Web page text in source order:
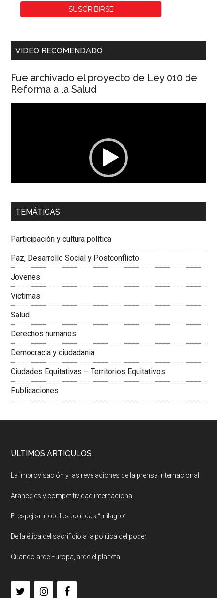
VIDEO RECOMENDADO
Fue archivado el proyecto de Ley 010 de
Reforma a la Salud
00:00 01:04
Dra. Carolina Corcho Mejía,Presidenta Corporación
Colombiana
TEMÁTICAS
Participación y cultura política
Paz, Desarrollo Social y Postconflicto
Jovenes
Victimas
Salud
Derechos humanos
Democracia y ciudadania
Ciudades Equitativas – Territorios Equitativos
Publicaciones
ULTIMOS ARTICULOS
La improvisación y las revelaciones de la prensa internacional
Aranceles y competitividad internacional
El espejismo de las políticas “milagro”
De la ética del sacrificio a la política del poder
Cuando arde Europa, arde el planeta